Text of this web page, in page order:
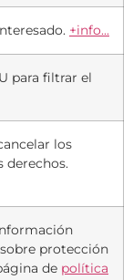
+info...
para filtrar el
los
derechos.
protección
de política